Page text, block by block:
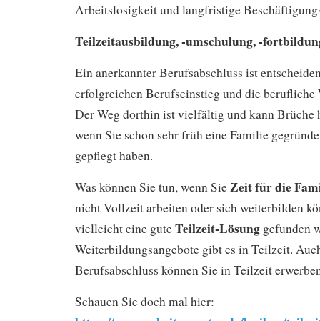
Arbeitslosigkeit und langfristige
Teilzeitausbildung, -umschulung, -
Ein anerkannter Berufsabschluss ist
erfolgreichen Berufseinstieg und die
Der Weg dorthin ist vielfältig und kann Brüche
wenn Sie schon sehr früh eine Familie
gepflegt haben.
Was können Sie tun, wenn SieZeit für die
nicht Vollzeit arbeiten oder sich weiterbilden
vielleicht eine guteTeilzeit-Lösung gefunden
Weiterbildungsangebote gibt es in Teilzeit.
Berufsabschluss können Sie in Teilzeit
Schauen Sie doch mal hier: